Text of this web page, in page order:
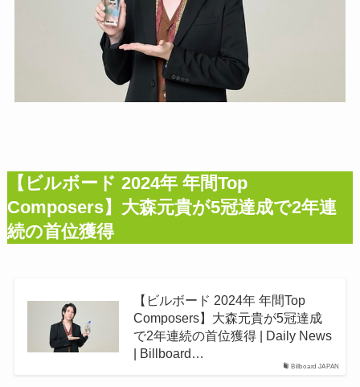
【ビルボード 2024年 年間Top
Composers】大森元貴が5冠達成で2年連
続の首位獲得
Billboard JAPAN
【ビルボード 2024年 年間Top
Composers】大森元貴が5冠達成
で2年連続の首位獲得 | Daily News
| Billboard…